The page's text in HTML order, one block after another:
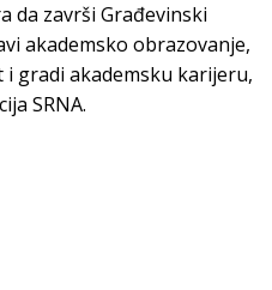
da završi Građevinski
akademsko obrazovanje,
gradi akademsku karijeru,
SRNA.